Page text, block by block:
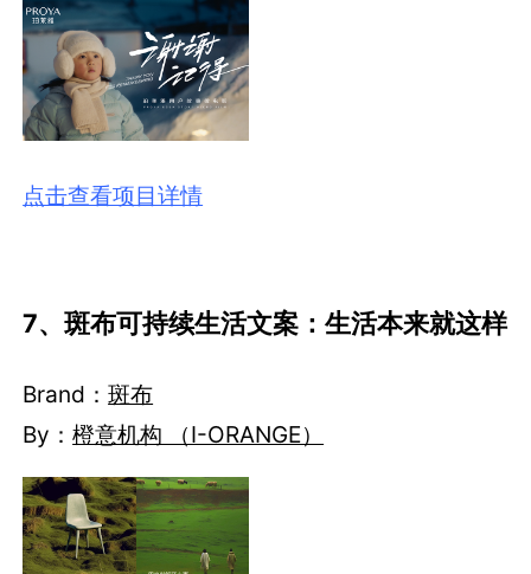
点击查看项目详情
7、斑布可持续生活文案：生活本来就这样
Brand：斑布
By：橙意机构 （I-ORANGE）